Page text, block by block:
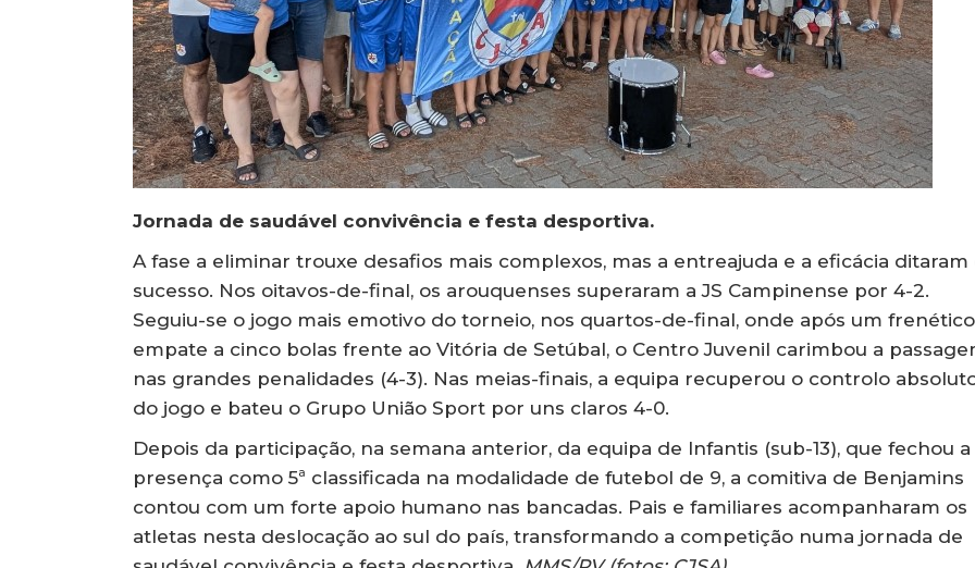
Jornada de saudável convivência e festa desportiva.
A fase a eliminar trouxe desafios mais complexos, mas a entreajuda e a eficácia ditaram
sucesso. Nos oitavos-de-final, os arouquenses superaram a JS Campinense por 4-2.
Seguiu-se o jogo mais emotivo do torneio, nos quartos-de-final, onde após um frenético
empate a cinco bolas frente ao Vitória de Setúbal, o Centro Juvenil carimbou a
nas grandes penalidades (4-3). Nas meias-finais, a equipa recuperou o controlo
do jogo e bateu o Grupo União Sport por uns claros 4-0.
Depois da participação, na semana anterior, da equipa de Infantis (sub-13), que fechou a
presença como 5ª classificada na modalidade de futebol de 9, a comitiva de Benjamins
contou com um forte apoio humano nas bancadas. Pais e familiares acompanharam os
atletas nesta deslocação ao sul do país, transformando a competição numa jornada de